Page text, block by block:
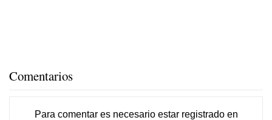
Comentarios
Para comentar es necesario estar registradoen